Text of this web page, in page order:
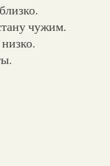
чужим.